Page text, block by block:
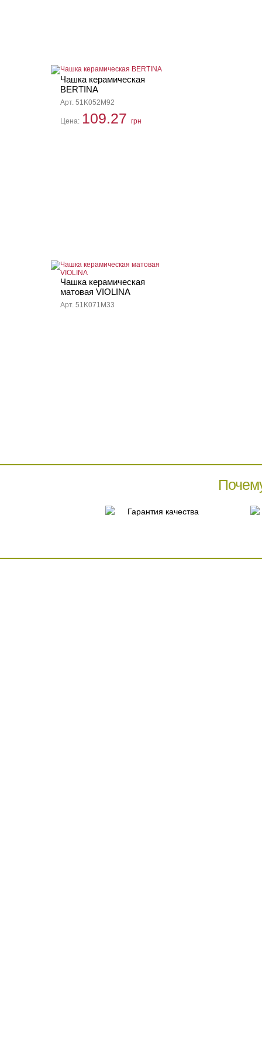
Чашка керамическая
BERTINA
Арт. 51K052M92
Цена: 109.27 грн
Чашка керамическая
матовая VIOLINA
Арт. 51K071M33
Гарантия качества